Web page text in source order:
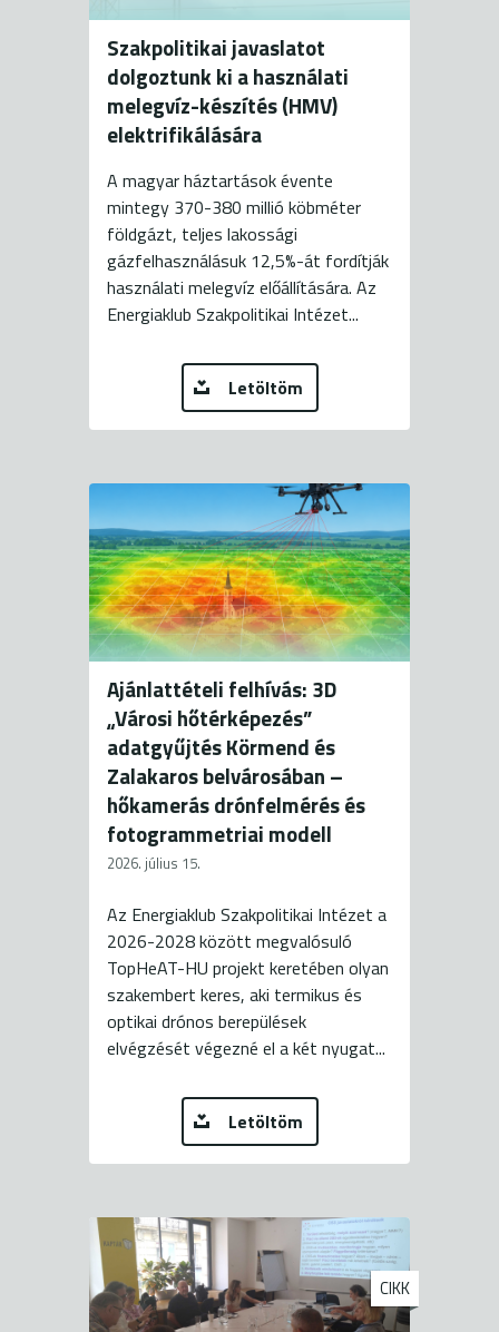
Szakpolitikai javaslatot
dolgoztunk ki a használati
melegvíz-készítés (HMV)
elektrifikálására
A magyar háztartások évente
mintegy 370-380 millió köbméter
földgázt, teljes lakossági
gázfelhasználásuk 12,5%-át fordítják
használati melegvíz előállítására. Az
Energiaklub Szakpolitikai Intézet...
Letöltöm
Ajánlattételi felhívás: 3D
„Városi hőtérképezés”
adatgyűjtés Körmend és
Zalakaros belvárosában –
hőkamerás drónfelmérés és
fotogrammetriai modell
2026. július 15.
Az Energiaklub Szakpolitikai Intézet a
2026-2028 között megvalósuló
TopHeAT-HU projekt keretében olyan
szakembert keres, aki termikus és
optikai drónos berepülések
elvégzését végezné el a két nyugat...
Letöltöm
CIKK